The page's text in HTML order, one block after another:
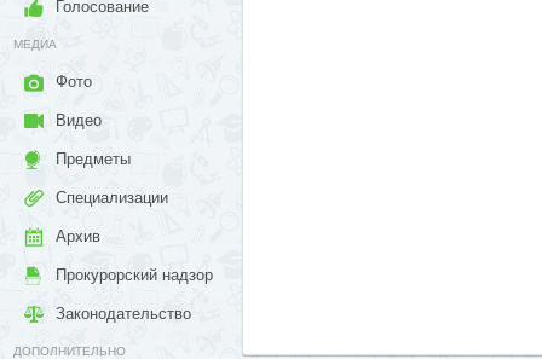
Голосование
МЕДИА
Фото
Видео
Предметы
Специализации
Архив
Прокурорский надзор
Законодательство
ДОПОЛНИТЕЛЬНО